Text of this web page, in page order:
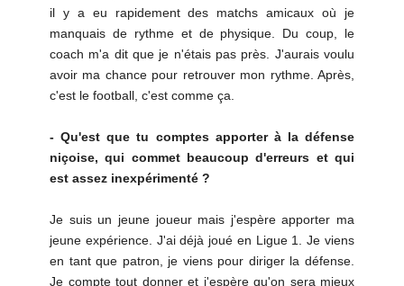
il y a eu rapidement des matchs amicaux où je
manquais de rythme et de physique. Du coup, le
coach m'a dit que je n'étais pas près. J'aurais voulu
avoir ma chance pour retrouver mon rythme. Après,
c'est le football, c'est comme ça.
- Qu'est que tu comptes apporter à la défense
niçoise, qui commet beaucoup d'erreurs et qui
est assez inexpérimenté ?
Je suis un jeune joueur mais j'espère apporter ma
jeune expérience. J'ai déjà joué en Ligue 1. Je viens
en tant que patron, je viens pour diriger la défense.
Je compte tout donner et j'espère qu'on sera mieux